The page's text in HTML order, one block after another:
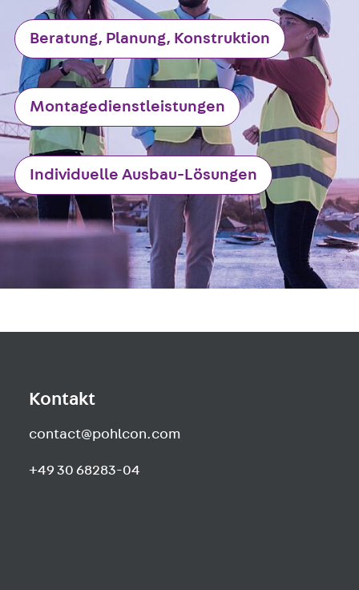
Beratung, Planung, Konstruktion
Montagedienstleistungen
Individuelle Ausbau-Lösungen
Kontakt
contact@pohlcon.com
+49 30 68283-04